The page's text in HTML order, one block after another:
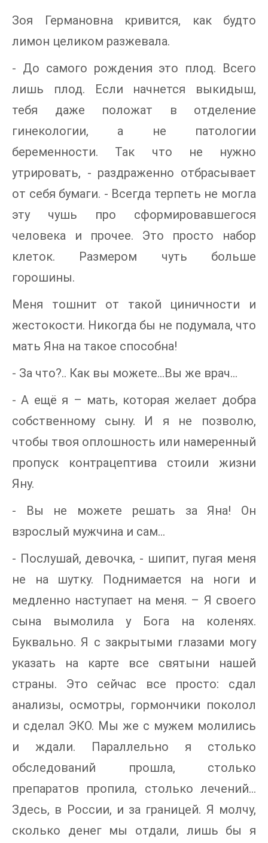
Зоя Германовна кривится, как будто
лимон целиком разжевала.
- До самого рождения это плод. Всего
лишь плод. Если начнется выкидыш,
тебя даже положат в отделение
гинекологии, а не патологии
беременности. Так что не нужно
утрировать, - раздраженно отбрасывает
от себя бумаги. - Всегда терпеть не могла
эту чушь про сформировавшегося
человека и прочее. Это просто набор
клеток. Размером чуть больше
горошины.
Меня тошнит от такой циничности и
жестокости. Никогда бы не подумала, что
мать Яна на такое способна!
- За что?.. Как вы можете…Вы же врач…
- А ещё я – мать, которая желает добра
собственному сыну. И я не позволю,
чтобы твоя оплошность или намеренный
пропуск контрацептива стоили жизни
Яну.
- Вы не можете решать за Яна! Он
взрослый мужчина и сам…
- Послушай, девочка, - шипит, пугая меня
не на шутку. Поднимается на ноги и
медленно наступает на меня. – Я своего
сына вымолила у Бога на коленях.
Буквально. Я с закрытыми глазами могу
указать на карте все святыни нашей
страны. Это сейчас все просто: сдал
анализы, осмотры, гормончики поколол
и сделал ЭКО. Мы же с мужем молились
и ждали. Параллельно я столько
обследований прошла, столько
препаратов пропила, столько лечений…
Здесь, в России, и за границей. Я молчу,
сколько денег мы отдали, лишь бы я